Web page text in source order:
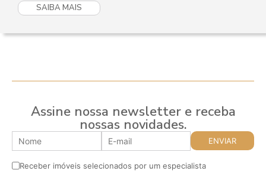
SAIBA MAIS
Assine nossa newsletter e receba
nossas novidades.
Receber imóveis selecionados por um especialista